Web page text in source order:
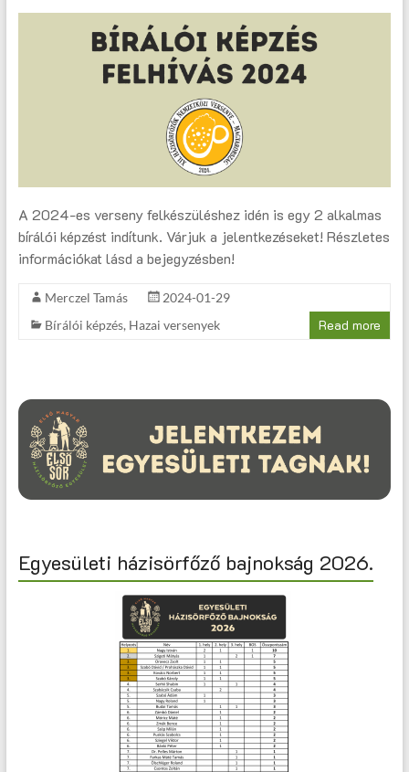
A 2024-es verseny felkészüléshez idén is egy 2 alkalmas
bírálói képzést indítunk. Várjuk a jelentkezéseket! Részletes
információkat lásd a bejegyzésben!
Merczel Tamás
2024-01-29
Bírálói képzés, Hazai versenyek Read more
Egyesületi házisörfőző bajnokság 2026.